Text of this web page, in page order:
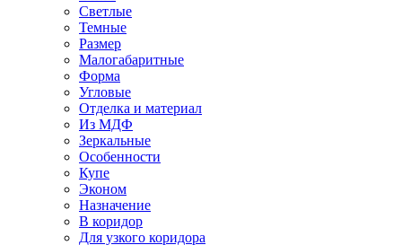
Светлые
Темные
Размер
Малогабаритные
Форма
Угловые
Отделка и материал
Из МДФ
Зеркальные
Особенности
Купе
Эконом
Назначение
В коридор
Для узкого коридора